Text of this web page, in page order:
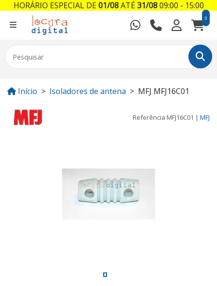
0
Início Isoladores de antena MFJ MFJ16C01
Referência MFJ16C01 | MFJ
HORÁRIO ESPECIAL DE01/08ATÉ31/0809:00 - 15:00